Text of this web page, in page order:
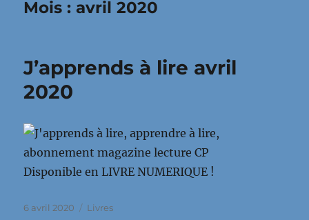
Mois : avril 2020
J’apprends à lire avril
2020
Disponible en LIVRE NUMERIQUE !
Publié
6 avril 2020 Catégories
Livres